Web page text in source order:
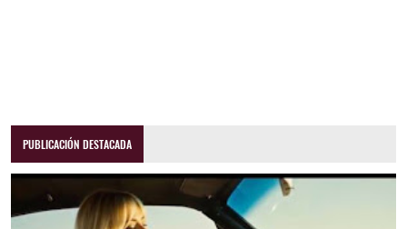
PUBLICACIÓN DESTACADA